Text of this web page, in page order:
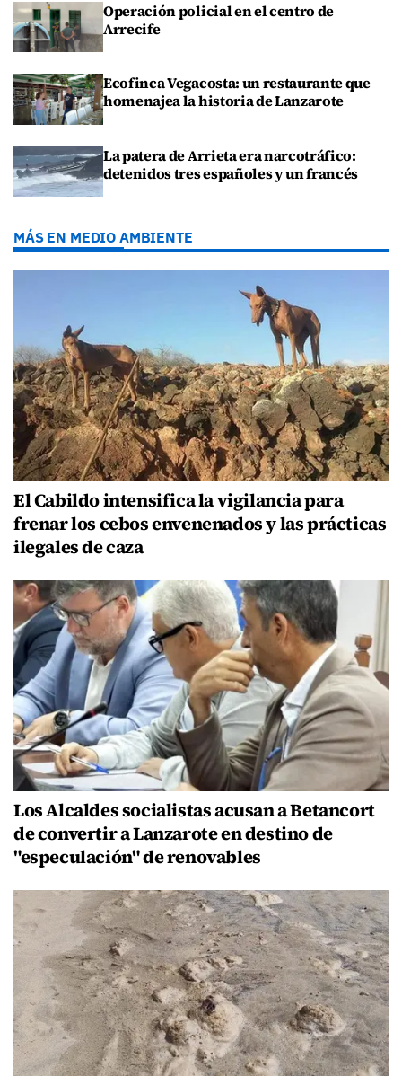
Operación policial en el centro de
Arrecife
Ecofinca Vegacosta: un restaurante que
homenajea la historia de Lanzarote
La patera de Arrieta era narcotráfico:
detenidos tres españoles y un francés
MÁS EN MEDIO AMBIENTE
El Cabildo intensifica la vigilancia para
frenar los cebos envenenados y las prácticas
ilegales de caza
Los Alcaldes socialistas acusan a Betancort
de convertir a Lanzarote en destino de
"especulación" de renovables